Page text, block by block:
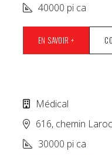
40000 pi ca
EN SAVOIR +
Médical
616, chemin
30000 pi ca